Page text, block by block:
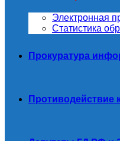
Электронная
Статистика
Прокуратура
Противодействие